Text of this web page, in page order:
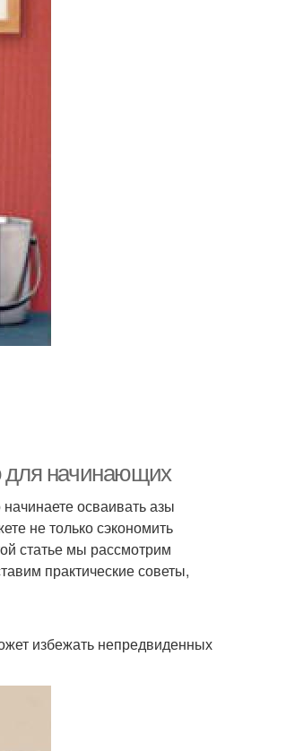
для начинающих
осваивать азы
не только сэкономить
статье мы рассмотрим
практические советы,
избежать непредвиденных